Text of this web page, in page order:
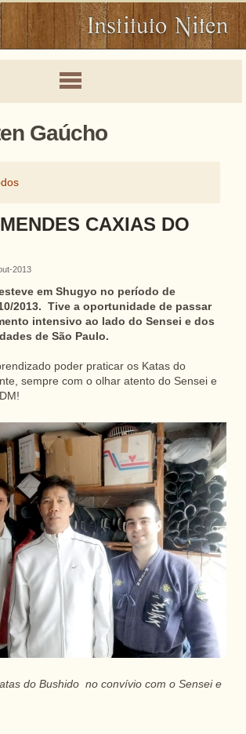
Gaúcho
CAXIAS DO
2013
em Shugyo no período de
2013. Tive a oportunidade de passar
intensivo ao lado do Sensei e dos
de São Paulo.
poder praticar os Katas do
sempre com o olhar atento do Sensei e
do Bushido no convívio com o Sensei e